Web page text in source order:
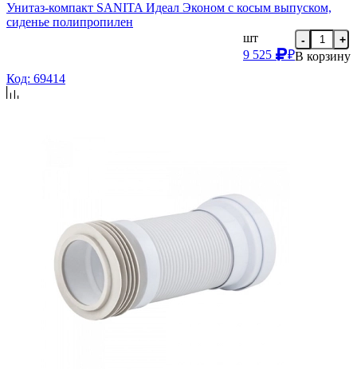
Унитаз-компакт SANITA Идеал Эконом с косым выпуском,
сиденье полипропилен
шт
9 525
₽
- +
В корзину
Код: 69414